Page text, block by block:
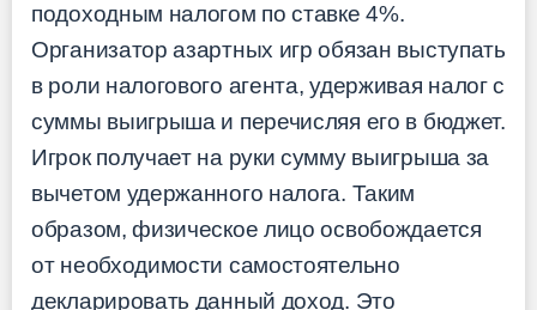
подоходным налогом по ставке 4%.
Организатор азартных игр обязан выступать
в роли налогового агента, удерживая налог с
суммы выигрыша и перечисляя его в бюджет.
Игрок получает на руки сумму выигрыша за
вычетом удержанного налога. Таким
образом, физическое лицо освобождается
от необходимости самостоятельно
декларировать данный доход. Это